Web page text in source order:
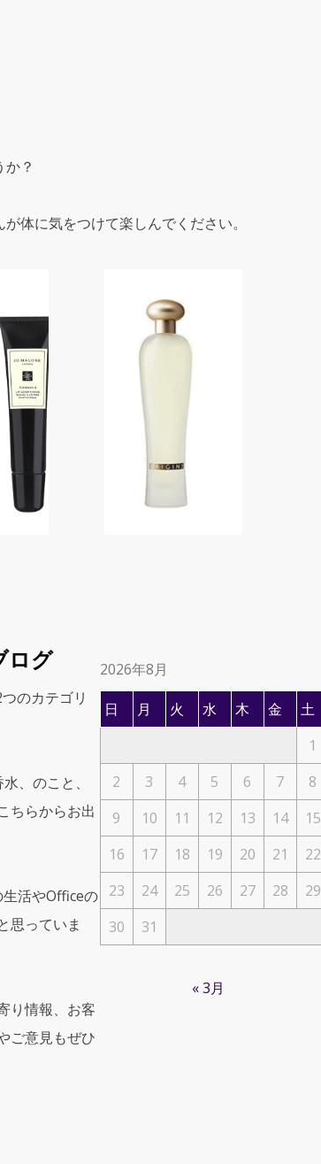
？
体に気をつけて楽しんでください。
ログ
のカテゴリ
、のこと、
ちらからお出
生活やOfficeの
思っていま
り情報、お客
ご意見もぜひ
2026年8月
日 月 火 水 木 金
土
1
2
3 4 5 6 7
8
9
10 11 12 13 14
15
16
17 18 19 20 21
22
23
24 25 26 27 28
29
30
31
« 3月